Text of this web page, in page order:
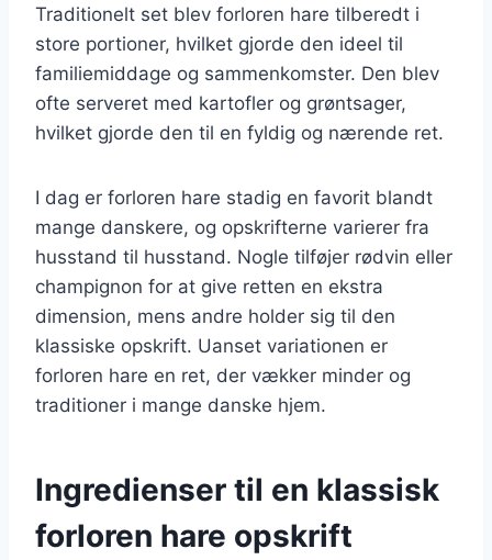
Traditionelt set blev forloren hare tilberedt i
store portioner, hvilket gjorde den ideel til
familiemiddage og sammenkomster. Den blev
ofte serveret med kartofler og grøntsager,
hvilket gjorde den til en fyldig og nærende ret.
I dag er forloren hare stadig en favorit blandt
mange danskere, og opskrifterne varierer fra
husstand til husstand. Nogle tilføjer rødvin eller
champignon for at give retten en ekstra
dimension, mens andre holder sig til den
klassiske opskrift. Uanset variationen er
forloren hare en ret, der vækker minder og
traditioner i mange danske hjem.
Ingredienser til en klassisk
forloren hare opskrift